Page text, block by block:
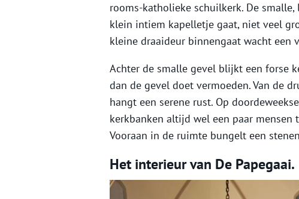
rooms-katholieke schuilkerk. De
klein intiem kapelletje gaat, niet veel
kleine draaideur binnengaat wacht een
Achter de smalle gevel blijkt een forse
dan de gevel doet vermoeden. Van de
hangt een serene rust. Op
kerkbanken altijd wel een paar
Vooraan in de ruimte bungelt een
Het interieur van De Papegaai.